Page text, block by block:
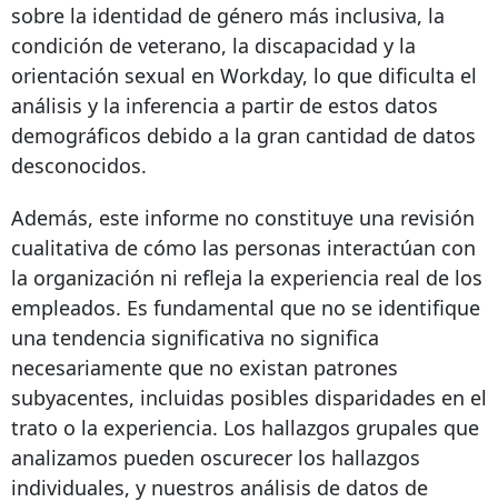
sobre la identidad de género más inclusiva, la
condición de veterano, la discapacidad y la
orientación sexual en Workday, lo que dificulta el
análisis y la inferencia a partir de estos datos
demográficos debido a la gran cantidad de datos
desconocidos.
Además, este informe no constituye una revisión
cualitativa de cómo las personas interactúan con
la organización ni refleja la experiencia real de los
empleados. Es fundamental que no se identifique
una tendencia significativa no significa
necesariamente que no existan patrones
subyacentes, incluidas posibles disparidades en el
trato o la experiencia. Los hallazgos grupales que
analizamos pueden oscurecer los hallazgos
individuales, y nuestros análisis de datos de